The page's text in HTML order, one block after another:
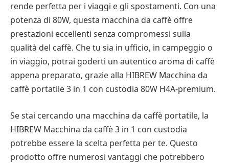
rende perfetta per i viaggi e gli spostamenti. Con una
potenza di 80W, questa macchina da caffè offre
prestazioni eccellenti senza compromessi sulla
qualità del caffè. Che tu sia in ufficio, in campeggio o
in viaggio, potrai goderti un autentico aroma di caffè
appena preparato, grazie alla HIBREW Macchina da
caffè portatile 3 in 1 con custodia 80W H4A-premium.
Se stai cercando una macchina da caffè portatile, la
HIBREW Macchina da caffè 3 in 1 con custodia
potrebbe essere la scelta perfetta per te. Questo
prodotto offre numerosi vantaggi che potrebbero